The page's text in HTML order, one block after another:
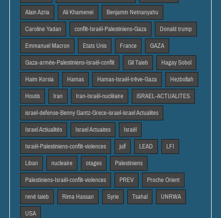
Alain Azria Ali Khamenei Benjamin Netnanyahu
Caroline Yadan conflit-Israël-Palestiniens-Gaza Donald trump
Emmanuel Macron Etats Unis France GAZA
Gaza-armée-Palestiniens-Israël-conflit Gil Taieb Hagay Sobol
Haim Korsia Hamas Hamas-Israël-trêve-Gaza Hezbollah
Houtis Iran Iran-Israël-nucléaire iSRAEL-ACTUALITES
israel-defense-Benny Gantz-Grece-israel-israel Actualites
Israel Actiualités Israel Actuaites Israël
Israël-Palestiniens-conflit-violences juif LEAD LFI
Liban nucleaire otages Palestiniens
Palestiniens-Israël-conflit-violences PREV Proche Orient
rené taieb Rima Hassan Syrie Tsahal UNRWA
USA